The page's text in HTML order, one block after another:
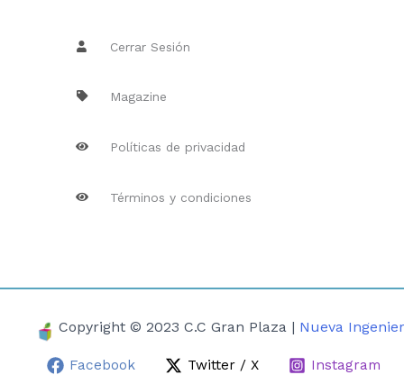
Cerrar Sesión
Magazine
Políticas de privacidad
Términos y condiciones
Copyright © 2023 C.C Gran Plaza | Nueva
Facebook Twitter / X Instagram